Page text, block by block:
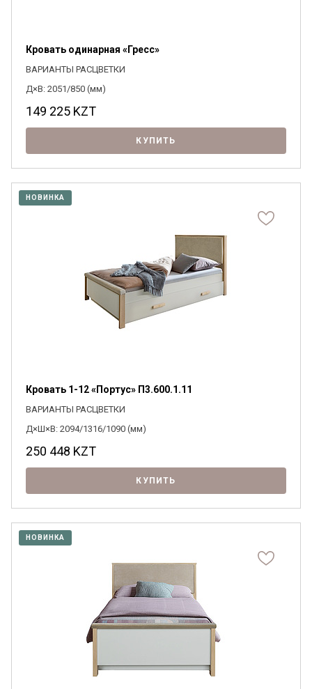
Кровать одинарная «Гресс»
ВАРИАНТЫ РАСЦВЕТКИ
Д×В: 2051/850 (мм)
149 225 KZT
КУПИТЬ
НОВИНКА
Кровать 1-12 «Портус» П3.600.1.11
ВАРИАНТЫ РАСЦВЕТКИ
Д×Ш×В: 2094/1316/1090 (мм)
250 448 KZT
КУПИТЬ
НОВИНКА